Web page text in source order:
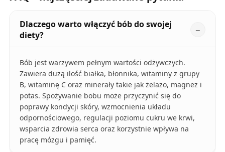
Dlaczego warto włączyć bób do swojej
diety?
Bób jest warzywem pełnym wartości odżywczych.
Zawiera dużą ilość białka, błonnika, witaminy z grupy
B, witaminę C oraz minerały takie jak żelazo, magnez i
potas. Spożywanie bobu może przyczynić się do
poprawy kondycji skóry, wzmocnienia układu
odpornościowego, regulacji poziomu cukru we krwi,
wsparcia zdrowia serca oraz korzystnie wpływa na
pracę mózgu i pamięć.